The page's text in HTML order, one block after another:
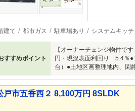
建て 都市ガス 駐車場あり システムキッチ
すすめポイント
【オーナーチェンジ物件
円・現況表面利回り 5.4％●
台）●土地区画整理地内、閑
戸市五香西２ 8,100万円 8SLDK